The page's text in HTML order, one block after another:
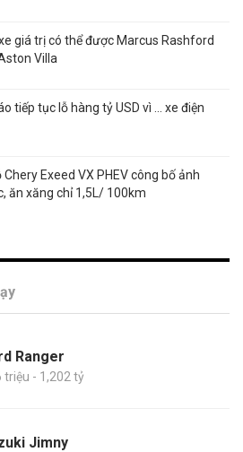
giá trị có thể được Marcus Rashford
Villa
tiếp tục lỗ hàng tỷ USD vì ... xe điện
Chery Exeed VX PHEV công bố ảnh
ăn xăng chỉ 1,5L/ 100km
Ranger
triệu - 1,202 tỷ
Jimny